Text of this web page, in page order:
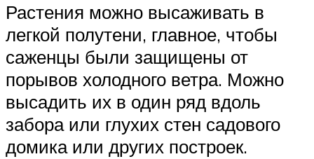
Растения можно высаживать в
легкой полутени, главное, чтобы
саженцы были защищены от
порывов холодного ветра. Можно
высадить их в один ряд вдоль
забора или глухих стен садового
домика или других построек.